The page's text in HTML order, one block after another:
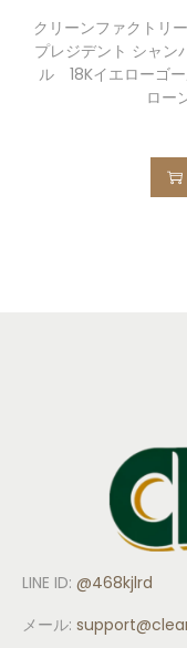
クリーンファクトリ
プレジデント シャ
ル 18Kイエローゴ
ロー
LINE ID: @468kjlrd
メール: support